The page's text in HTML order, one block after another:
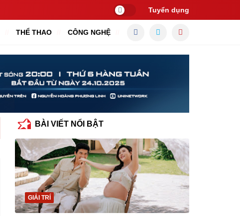
Tuyển dụng
THỂ THAO CÔNG NGHỆ
BÀI VIẾT NỔI BẬT
GIẢI TRÍ